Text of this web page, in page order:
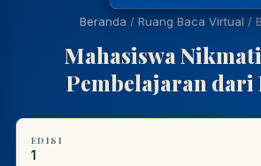
Beranda / Ruang Baca Virtual /
Mahasiswa
Pembelajaran dari
EDISI
1